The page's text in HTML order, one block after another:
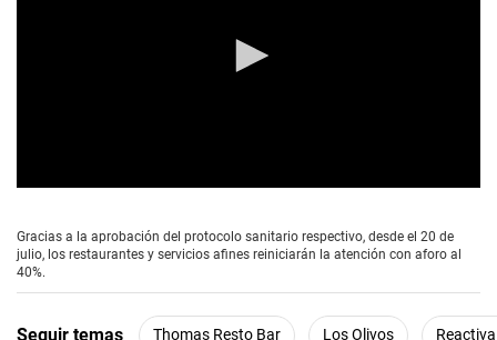
e
c
o
Gracias a la aprobación del protocolo sanitario respectivo, desde el 20 de
julio, los restaurantes y servicios afines reiniciarán la atención con aforo al
40%.
Seguir temas Thomas Resto Bar Los Olivos